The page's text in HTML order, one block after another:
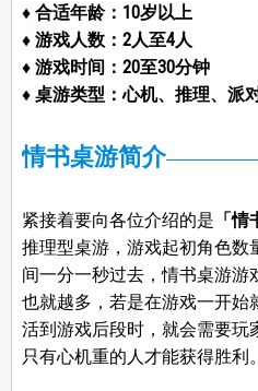
♦ 合适年龄：10岁以上
♦ 游戏人数：2人至4人
♦ 游戏时间：20至30分钟
♦ 桌游类型：心机、推理、派
情书桌游简介
紧接着要向各位介绍的是 「情
推理型桌游，游戏起初角色数
间一分一秒过去，情书桌游
也就越多，若是在游戏一开始
活到游戏后段时，就会需要玩
只有心机重的人才能获得胜利。